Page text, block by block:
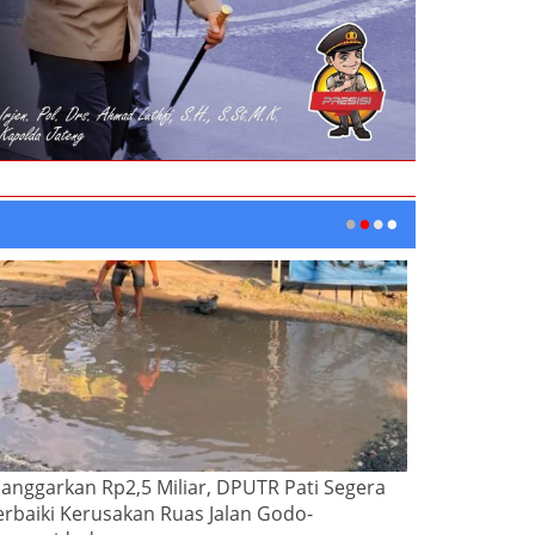
Rp2,5 Miliar, DPUTR Pati Segera
Kerusakan Ruas Jalan Godo-